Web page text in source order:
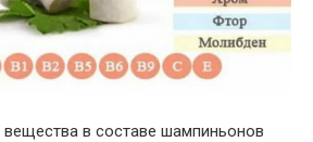
в составе шампиньонов